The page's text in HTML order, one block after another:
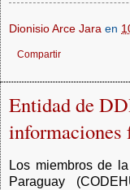
Dionisio Arce Jara en
Compartir
Entidad de
informaciones
Los miembros de
Paraguay